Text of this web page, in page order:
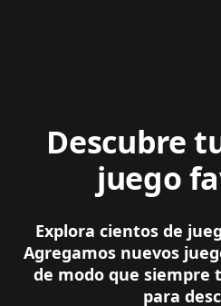
Descubre
juego
Explora cientos de
Agregamos nuevos
de modo que siempre
para